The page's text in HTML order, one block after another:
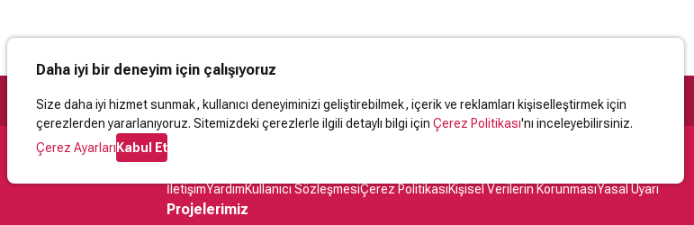
Daha iyi bir deneyim için çalışıyoruz
Size daha iyi hizmet sunmak, kullanıcı deneyiminizi geliştirebilmek, içerik ve reklamları kişiselleştirmek için
çerezlerden yararlanıyoruz. Sitemizdeki çerezlerle ilgili detaylı bilgi için Çerez Politikası'nı inceleyebilirsiniz.
Çerez AyarlarıKabul Et
Destek
İletişimYardımKullanıcı SözleşmesiÇerez PolitikasıKişisel Verilerin KorunmasıYasal Uyarı
Projelerimiz